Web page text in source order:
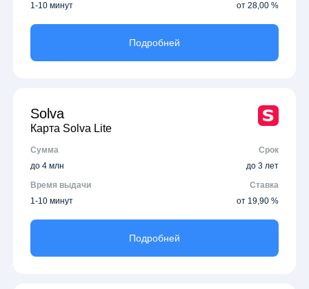
1-10 минут
от 28,00 %
Подробней
Solva
Карта Solva Lite
Сумма
Срок
до 4 млн
до 3 лет
Время выдачи
Ставка
1-10 минут
от 19,90 %
Подробней